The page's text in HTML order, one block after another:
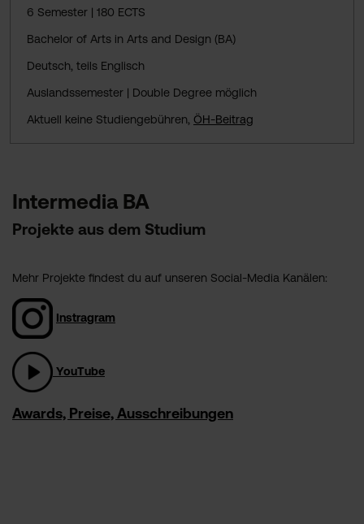
6 Semester | 180 ECTS
Bachelor of Arts in Arts and Design (BA)
Deutsch, teils Englisch
Auslandssemester | Double Degree möglich
Aktuell keine Studiengebühren, ÖH-Beitrag
Intermedia BA
Projekte aus dem Studium
Mehr Projekte findest du auf unseren Social-Media Kanälen:
Instragram
YouTube
Awards, Preise, Ausschreibungen